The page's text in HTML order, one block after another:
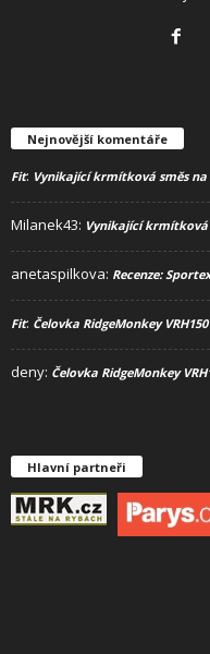
Nejnovější komentáře
Fit: Vynikající krmítková směs
Milanek43: Vynikající krmítková
anetaspilkova: Recenze:
Fit: Čelovka RidgeMonkey VRH150
deny: Čelovka RidgeMonkey
Hlavní partneři